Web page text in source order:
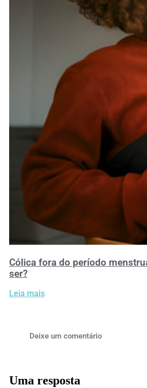
Cólica fora do período
ser?
Leia mais
Deixe um comentário
Uma resposta